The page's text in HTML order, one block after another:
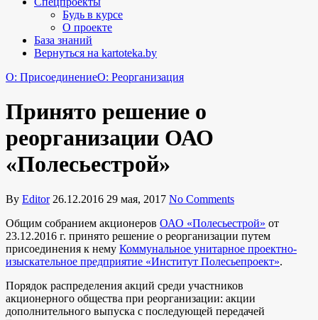
Будь в курсе
О проекте
База знаний
Вернуться на kartoteka.by
O: ПрисоединениеO: Реорганизация
Принято решение о
реорганизации ОАО
«Полесьестрой»
By Editor 26.12.2016 29 мая, 2017 No Comments
Общим собранием акционеров ОАО «Полесьестрой» от
23.12.2016 г. принято решение о реорганизации путем
присоединения к нему Коммунальное унитарное проектно-
изыскательное предприятие «Институт Полесьепроект».
Порядок распределения акций среди участников
акционерного общества при реорганизации: акции
дополнительного выпуска с последующей передачей